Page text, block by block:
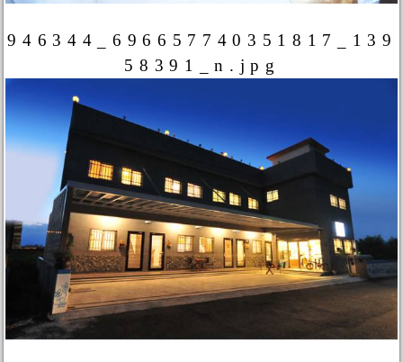
946344_696657740351817_139
58391_n.jpg